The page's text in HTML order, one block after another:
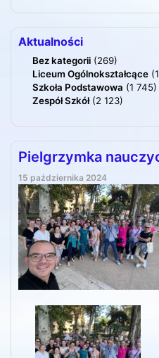
Aktualności
Bez kategorii (269)
Liceum Ogólnokształcące
Szkoła Podstawowa (1 745)
Zespół Szkół(2 123)
Pielgrzymka
15 października 2024